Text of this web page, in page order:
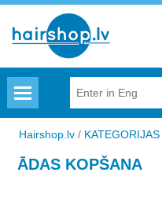
Hairshop.lv / KATEGORIJAS
ĀDAS KOPŠANA